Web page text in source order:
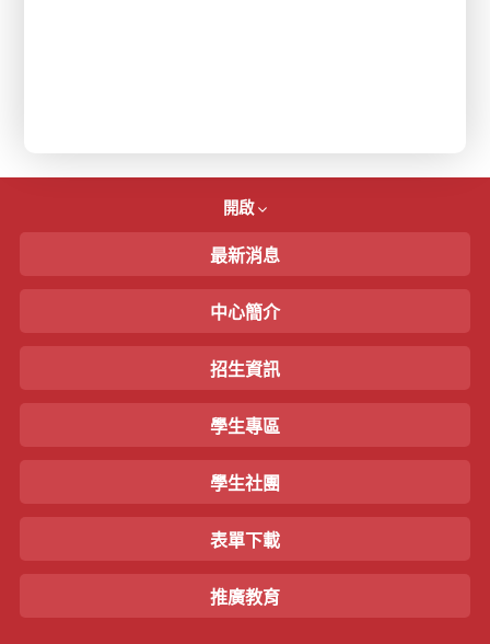
開啟
最新消息
中心簡介
招生資訊
學生專區
學生社團
表單下載
推廣教育